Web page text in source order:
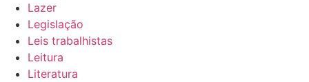
Lazer
Legislação
Leis trabalhistas
Leitura
Literatura